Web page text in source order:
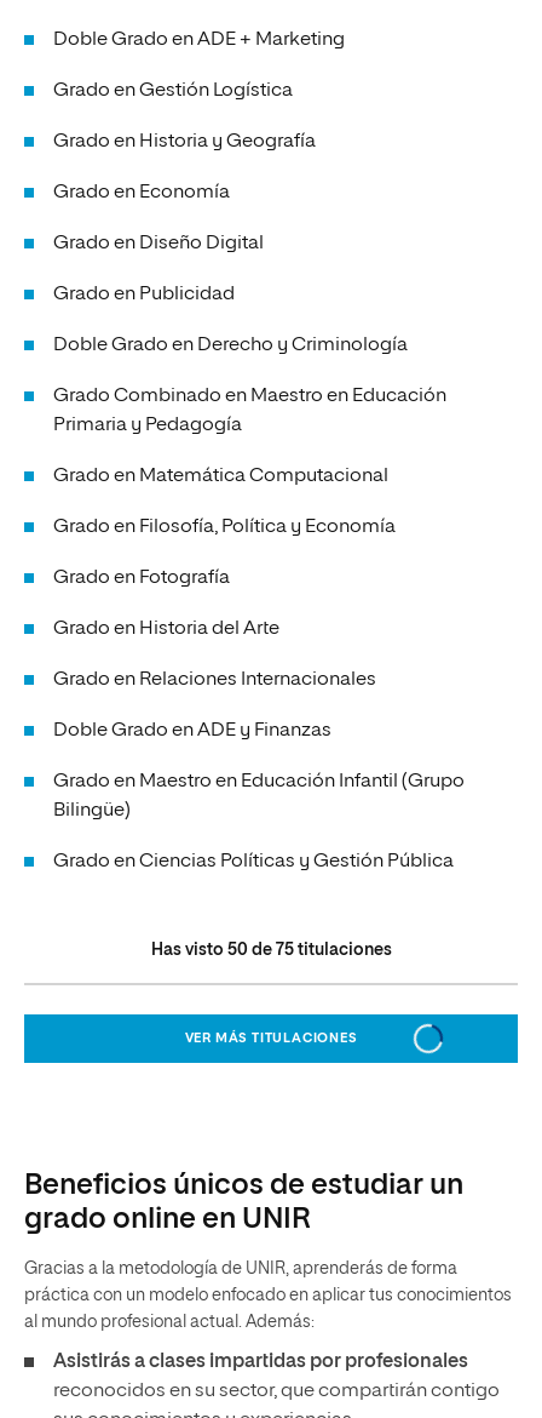
Doble Grado en ADE + Marketing
Grado en Gestión Logística
Grado en Historia y Geografía
Grado en Economía
Grado en Diseño Digital
Grado en Publicidad
Doble Grado en Derecho y Criminología
Grado Combinado en Maestro en Educación
Primaria y Pedagogía
Grado en Matemática Computacional
Grado en Filosofía, Política y Economía
Grado en Fotografía
Grado en Historia del Arte
Grado en Relaciones Internacionales
Doble Grado en ADE y Finanzas
Grado en Maestro en Educación Infantil (Grupo
Bilingüe)
Grado en Ciencias Políticas y Gestión Pública
Has visto 50 de 75titulaciones
VER MÁS TITULACIONES
Beneficios únicos de estudiar un
grado online en UNIR
Gracias a la metodología de UNIR, aprenderás de forma
práctica con un modelo enfocado en aplicar tus conocimientos
al mundo profesional actual. Además:
Asistirás a clases impartidas por profesionales
reconocidos en su sector, que compartirán contigo